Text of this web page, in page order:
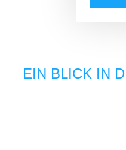
EIN BLICK IN